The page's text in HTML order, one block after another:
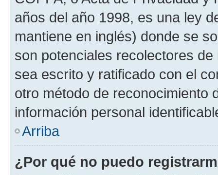
años del año 1998, es una ley
mantiene en inglés) donde se
son potenciales recolectores
sea escrito y ratificado con el
otro método de reconocimiento
información personal
Arriba
¿Por qué no puedo